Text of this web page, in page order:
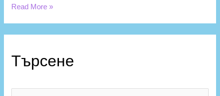
Read More »
Търсене
а